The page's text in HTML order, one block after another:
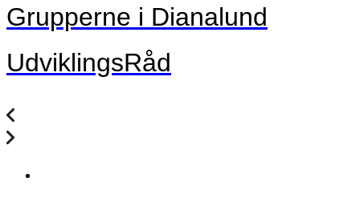
Grupperne i Dianalund
UdviklingsRåd